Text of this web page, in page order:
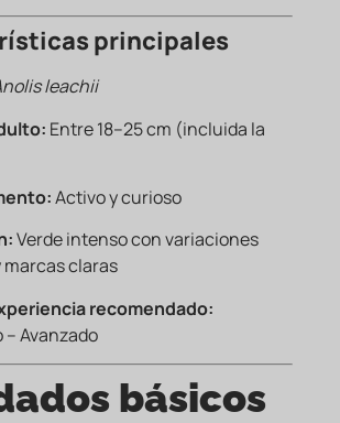
principales
leachii
Entre 18–25 cm (incluida la
Activo y curioso
Verde intenso con variaciones
claras
recomendado:
Avanzado
básicos